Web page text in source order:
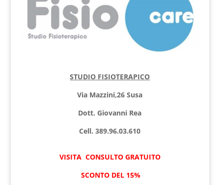
STUDIO FISIOTERAPICO
Via Mazzini,26 Susa
Dott. Giovanni Rea
Cell. 389.96.03.610
VISITA CONSULTO GRATUITO
SCONTO DEL 15%